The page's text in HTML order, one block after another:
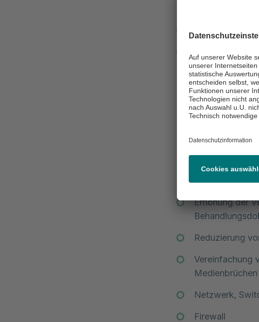
Einrichtungen,
Digitale Pflege-
KHSFV)
Projektziele:
Erhöhung der
Reduzierung
Vereinfachung
Medienbrüchen
Netzwerk,
Firewall